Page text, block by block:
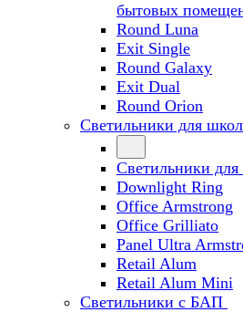
бытовых
Round Luna
Exit Single
Round Galaxy
Exit Dual
Round Orion
Светильники для
Светильники
Downlight Ring
Office Armstrong
Office Grilliato
Panel Ultra
Retail Alum
Retail Alum Mini
Светильники с БАП